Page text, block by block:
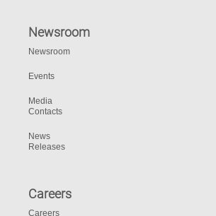
Newsroom
Newsroom
Events
Media
Contacts
News
Releases
Careers
Careers